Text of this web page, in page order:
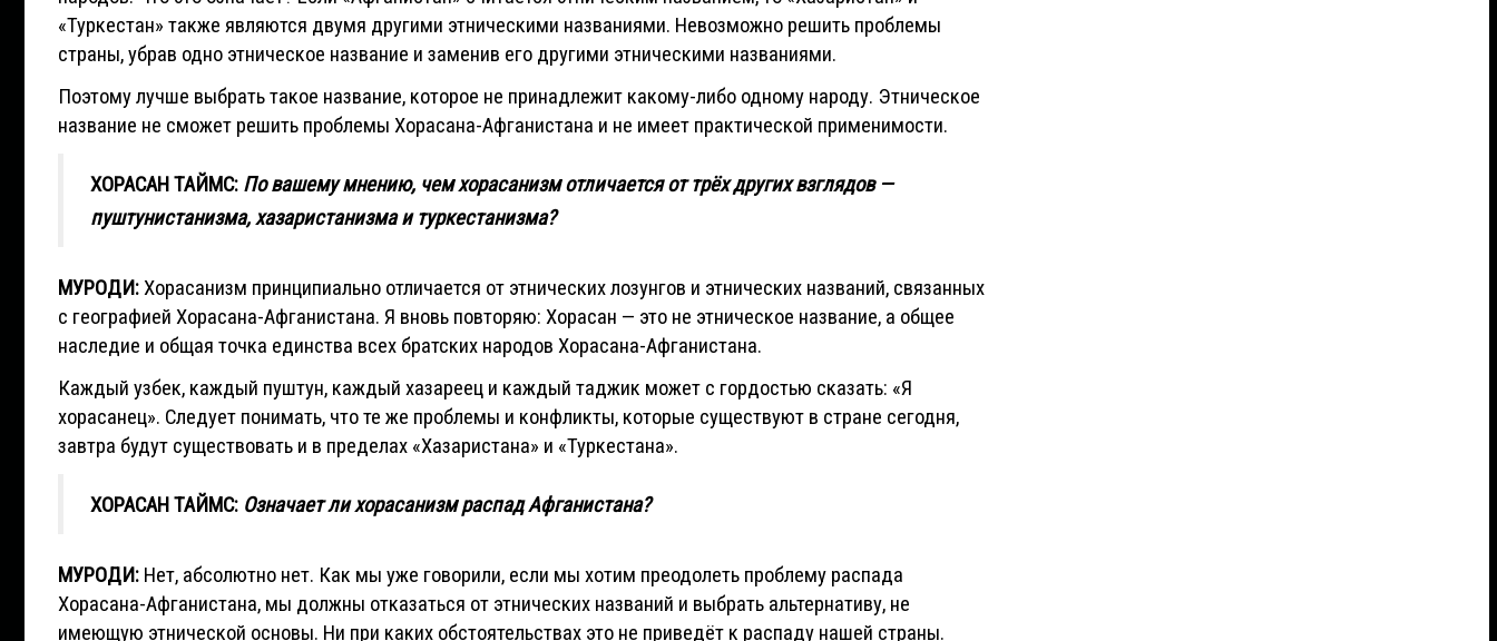
«Туркестан» также являются двумя другими этническими названиями. Невозможно решить проблемы
страны, убрав одно этническое название и заменив его другими этническими названиями.
Поэтому лучше выбрать такое название, которое не принадлежит какому-либо одному народу. Этническое
название не сможет решить проблемы Хорасана-Афганистана и не имеет практической применимости.
ХОРАСАН ТАЙМС: По вашему мнению, чем хорасанизм отличается от трёх других взглядов —
пуштунистанизма, хазаристанизма и туркестанизма?
МУРОДИ:Хорасанизм принципиально отличается от этнических лозунгов и этнических названий, связанных
с географией Хорасана-Афганистана. Я вновь повторяю: Хорасан — это не этническое название, а общее
наследие и общая точка единства всех братских народов Хорасана-Афганистана.
Каждый узбек, каждый пуштун, каждый хазареец и каждый таджик может с гордостью сказать: «Я
хорасанец». Следует понимать, что те же проблемы и конфликты, которые существуют в стране сегодня,
завтра будут существовать и в пределах «Хазаристана» и «Туркестана».
ХОРАСАН ТАЙМС: Означает ли хорасанизм распад Афганистана?
МУРОДИ: Нет, абсолютно нет. Как мы уже говорили, если мы хотим преодолеть проблему распада
Хорасана-Афганистана, мы должны отказаться от этнических названий и выбрать альтернативу, не
имеющую этнической основы. Ни при каких обстоятельствах это не приведёт к распаду нашей страны.